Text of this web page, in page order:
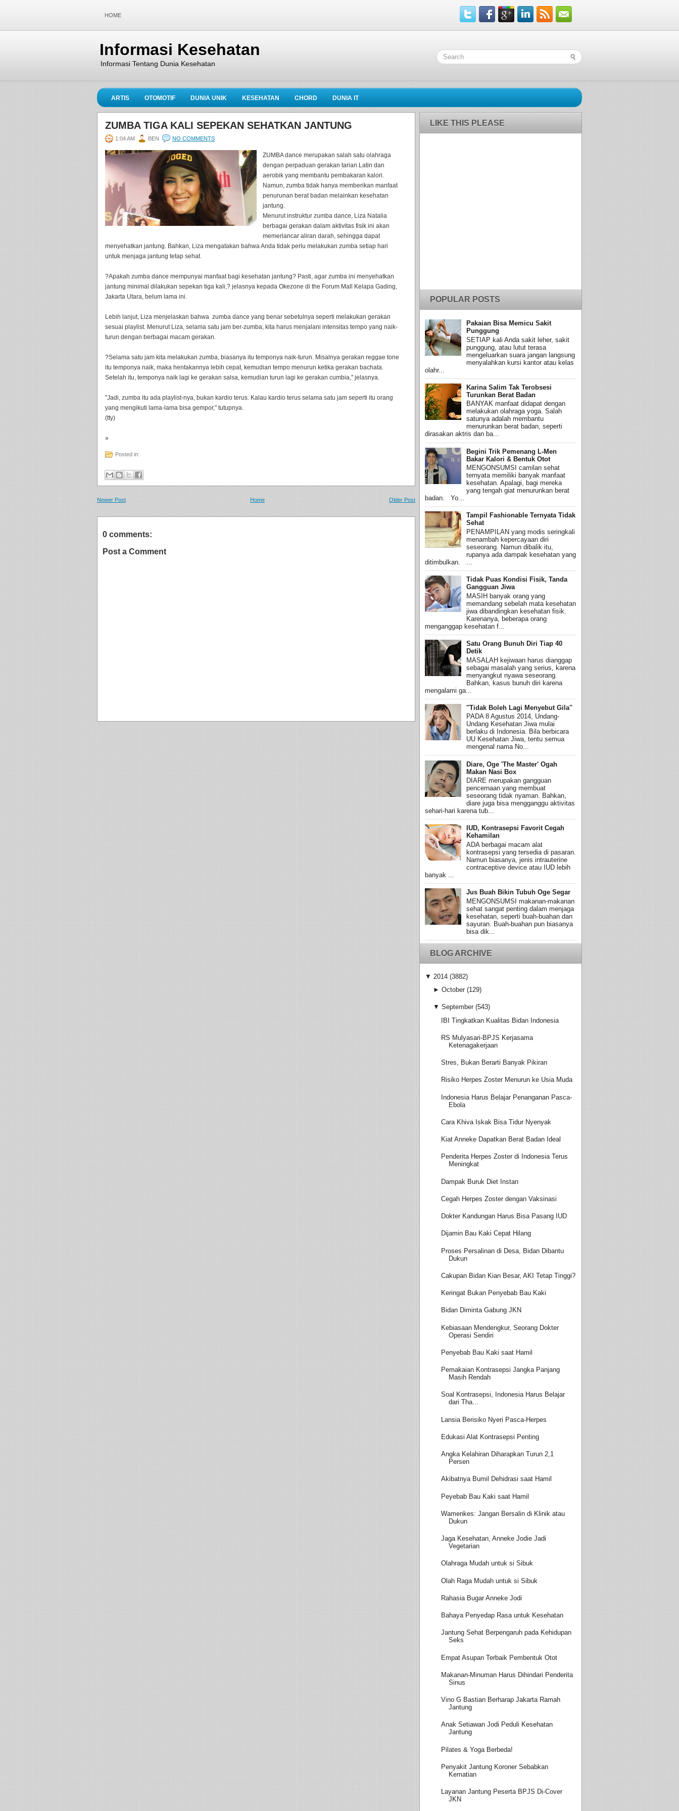
HOME
Informasi Kesehatan
Informasi Tentang Dunia Kesehatan
ARTIS OTOMOTIF DUNIA UNIK KESEHATAN CHORD DUNIA IT
ZUMBA TIGA KALI SEPEKAN SEHATKAN JANTUNG
1:04 AM BEN NO COMMENTS
ZUMBA dance merupakan salah satu olahraga
dengan perpaduan gerakan tarian Latin dan
aerobik yang membantu pembakaran kalori.
Namun, zumba tidak hanya memberikan manfaat
penurunan berat badan melainkan kesehatan
jantung.
Menurut instruktur zumba dance, Liza Natalia
berbagai gerakan dalam aktivitas fisik ini akan
memerlancar aliran darah, sehingga dapat
menyehatkan jantung. Bahkan, Liza mengatakan bahwa Anda tidak perlu melakukan zumba setiap hari
untuk menjaga jantung tetap sehat.
?Apakah zumba dance mempunyai manfaat bagi kesehatan jantung? Pasti, agar zumba ini menyehatkan
jantung minimal dilakukan sepekan tiga kali,? jelasnya kepada Okezone di the Forum Mall Kelapa Gading,
Jakarta Utara, belum lama ini.
Lebih lanjut, Liza menjelaskan bahwa zumba dance yang benar sebetulnya seperti melakukan gerakan
sesuai playlist. Menurut Liza, selama satu jam ber-zumba, kita harus menjalani intensitas tempo yang naik-
turun dengan berbagai macam gerakan.
?Selama satu jam kita melakukan zumba, biasanya itu temponya naik-turun. Misalnya gerakan reggae tone
itu temponya naik, maka hentakannya lebih cepat, kemudian tempo menurun ketika gerakan bachata.
Setelah itu, temponya naik lagi ke gerakan salsa, kemudian turun lagi ke gerakan cumbia," jelasnya.
"Jadi, zumba itu ada playlist-nya, bukan kardio terus. Kalau kardio terus selama satu jam seperti itu orang
yang mengikuti lama-lama bisa gempor," tutupnya.
(tty)
»
Posted in:
Newer Post Older Post
Home
0 comments:
Post a Comment
LIKE THIS PLEASE
POPULAR POSTS
Pakaian Bisa Memicu Sakit
Punggung
SETIAP kali Anda sakit leher, sakit
punggung, atau lutut terasa
mengeluarkan suara jangan langsung
menyalahkan kursi kantor atau kelas
olahr...
Karina Salim Tak Terobsesi
Turunkan Berat Badan
BANYAK manfaat didapat dengan
melakukan olahraga yoga. Salah
satunya adalah membantu
menurunkan berat badan, seperti
dirasakan aktris dan ba...
Begini Trik Pemenang L-Men
Bakar Kalori & Bentuk Otot
MENGONSUMSI camilan sehat
ternyata memiliki banyak manfaat
kesehatan. Apalagi, bagi mereka
yang tengah giat menurunkan berat
badan. Yo...
Tampil Fashionable Ternyata Tidak
Sehat
PENAMPILAN yang modis seringkali
menambah kepercayaan diri
seseorang. Namun dibalik itu,
rupanya ada dampak kesehatan yang
ditimbulkan. ...
Tidak Puas Kondisi Fisik, Tanda
Gangguan Jiwa
MASIH banyak orang yang
memandang sebelah mata kesehatan
jiwa dibandingkan kesehatan fisik.
Karenanya, beberapa orang
menganggap kesehatan f...
Satu Orang Bunuh Diri Tiap 40
Detik
MASALAH kejiwaan harus dianggap
sebagai masalah yang serius, karena
menyangkut nyawa seseorang.
Bahkan, kasus bunuh diri karena
mengalami ga...
''Tidak Boleh Lagi Menyebut Gila''
PADA 8 Agustus 2014, Undang-
Undang Kesehatan Jiwa mulai
berlaku di Indonesia. Bila berbicara
UU Kesehatan Jiwa, tentu semua
mengenal nama No...
Diare, Oge 'The Master' Ogah
Makan Nasi Box
DIARE merupakan gangguan
pencernaan yang membuat
seseorang tidak nyaman. Bahkan,
diare juga bisa mengganggu aktivitas
sehari-hari karena tub...
IUD, Kontrasepsi Favorit Cegah
Kehamilan
ADA berbagai macam alat
kontrasepsi yang tersedia di pasaran.
Namun biasanya, jenis intrauterine
contraceptive device atau IUD lebih
banyak ...
Jus Buah Bikin Tubuh Oge Segar
MENGONSUMSI makanan-makanan
sehat sangat penting dalam menjaga
kesehatan, seperti buah-buahan dan
sayuran. Buah-buahan pun biasanya
bisa dik...
BLOG ARCHIVE
▼ 2014 (3882)
► October (129)
▼ September (543)
IBI Tingkatkan Kualitas Bidan Indonesia
RS Mulyasari-BPJS Kerjasama
Ketenagakerjaan
Stres, Bukan Berarti Banyak Pikiran
Risiko Herpes Zoster Menurun ke Usia Muda
Indonesia Harus Belajar Penanganan Pasca-
Ebola
Cara Khiva Iskak Bisa Tidur Nyenyak
Kiat Anneke Dapatkan Berat Badan Ideal
Penderita Herpes Zoster di Indonesia Terus
Meningkat
Dampak Buruk Diet Instan
Cegah Herpes Zoster dengan Vaksinasi
Dokter Kandungan Harus Bisa Pasang IUD
Dijamin Bau Kaki Cepat Hilang
Proses Persalinan di Desa, Bidan Dibantu
Dukun
Cakupan Bidan Kian Besar, AKI Tetap Tinggi?
Keringat Bukan Penyebab Bau Kaki
Bidan Diminta Gabung JKN
Kebiasaan Mendengkur, Seorang Dokter
Operasi Sendiri
Penyebab Bau Kaki saat Hamil
Pemakaian Kontrasepsi Jangka Panjang
Masih Rendah
Soal Kontrasepsi, Indonesia Harus Belajar
dari Tha...
Lansia Berisiko Nyeri Pasca-Herpes
Edukasi Alat Kontrasepsi Penting
Angka Kelahiran Diharapkan Turun 2,1
Persen
Akibatnya Bumil Dehidrasi saat Hamil
Peyebab Bau Kaki saat Hamil
Wamenkes: Jangan Bersalin di Klinik atau
Dukun
Jaga Kesehatan, Anneke Jodie Jadi
Vegetarian
Olahraga Mudah untuk si Sibuk
Olah Raga Mudah untuk si Sibuk
Rahasia Bugar Anneke Jodi
Bahaya Penyedap Rasa untuk Kesehatan
Jantung Sehat Berpengaruh pada Kehidupan
Seks
Empat Asupan Terbaik Pembentuk Otot
Makanan-Minuman Harus Dihindari Penderita
Sinus
Vino G Bastian Berharap Jakarta Ramah
Jantung
Anak Setiawan Jodi Peduli Kesehatan
Jantung
Pilates & Yoga Berbeda!
Penyakit Jantung Koroner Sebabkan
Kematian
Layanan Jantung Peserta BPJS Di-Cover
JKN